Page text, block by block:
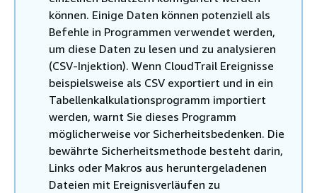
können. Einige Daten können potenziell als
Befehle in Programmen verwendet werden,
um diese Daten zu lesen und zu analysieren
(CSV-Injektion). Wenn CloudTrail Ereignisse
beispielsweise als CSV exportiert und in ein
Tabellenkalkulationsprogramm importiert
werden, warnt Sie dieses Programm
möglicherweise vor Sicherheitsbedenken. Die
bewährte Sicherheitsmethode besteht darin,
Links oder Makros aus heruntergeladenen
Dateien mit Ereignisverläufen zu